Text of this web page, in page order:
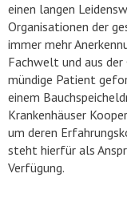
einen langen
Organisationen der
immer mehr
Fachwelt und aus
mündige Patient
einem
Krankenhäuser
um deren
steht hierfür als
Verfügung.